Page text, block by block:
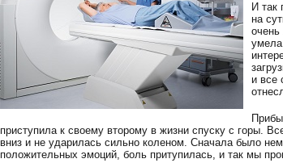
И так
на
очень
и все
приступила к своему второму в жизни спуску с горы.
вниз и не ударилась сильно коленом. Сначала было
положительных эмоций, боль притупилась, и так мы